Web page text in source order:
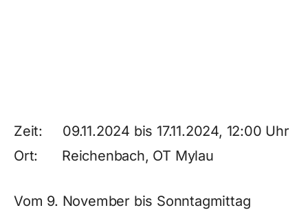
Zeit: 09.11.2024 bis 17.11.2024, 12:00 Uhr
Ort: Reichenbach, OT Mylau
Vom 9. November bis Sonntagmittag